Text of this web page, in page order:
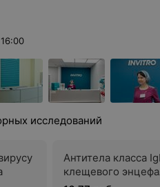
исследований
Антитела класса
клещевого